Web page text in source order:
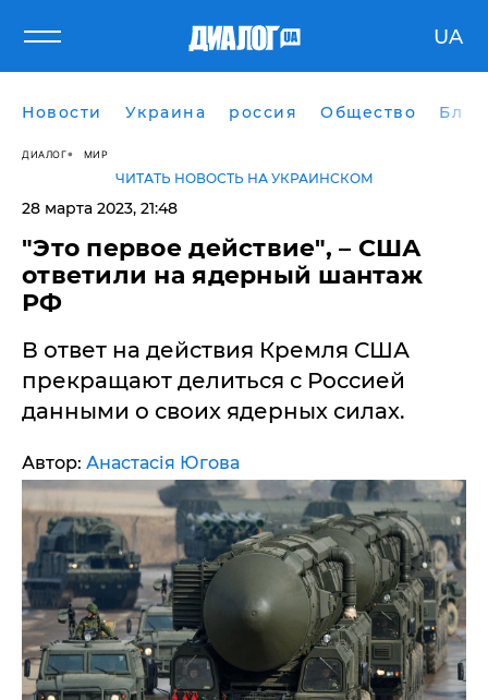
UA
Новости Украина россия Общество
ДИАЛОГ МИР
ЧИТАТЬ НОВОСТЬ НА УКРАИНСКОМ
28 марта 2023, 21:48
"Это первое действие", – США
ответили на ядерный шантаж
РФ
В ответ на действия Кремля США
прекращают делиться с Россией
данными о своих ядерных силах.
Автор: Анастасія Югова